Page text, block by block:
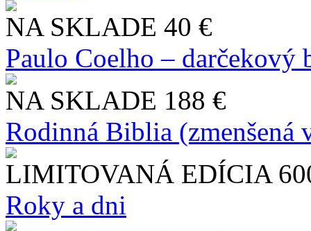
NA SKLADE 40 €
Paulo Coelho – darčekový
NA SKLADE 188 €
Rodinná Biblia (zmenšená
LIMITOVANÁ EDÍCIA
Roky a dni